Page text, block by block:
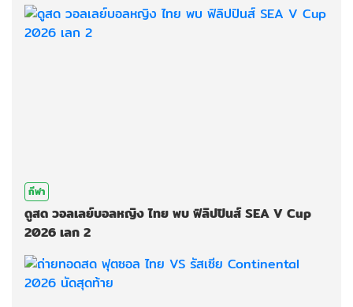
กีฬา
ดูสด วอลเลย์บอลหญิง ไทย พบ ฟิลิปปินส์ SEA V Cup
2026 เลก 2